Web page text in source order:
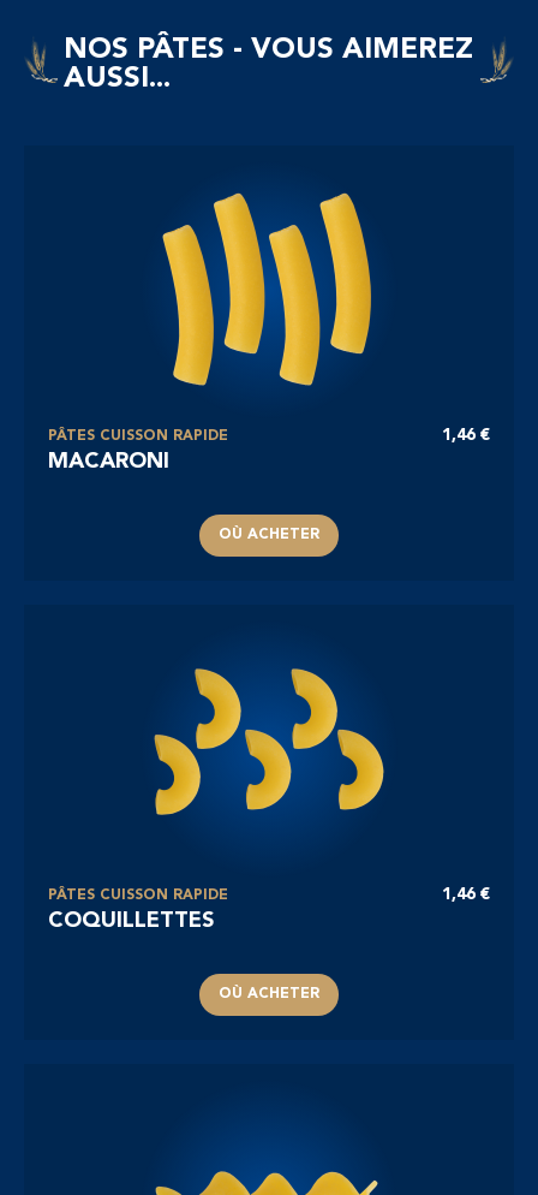
NOS PÂTES - VOUS AIMEREZ
AUSSI...
PÂTES CUISSON RAPIDE 1,46 €
MACARONI
OÙ ACHETER
PÂTES CUISSON RAPIDE 1,46 €
COQUILLETTES
OÙ ACHETER